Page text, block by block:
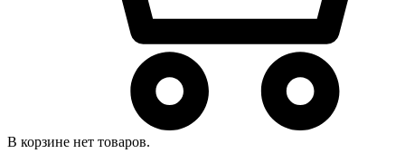
В корзине нет товаров.